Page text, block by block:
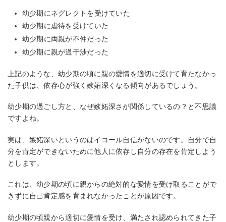
幼少期にネグレクトを受けていた
幼少期に虐待を受けていた
幼少期に両親が不仲だった
幼少期に親が過干渉だった
上記のような、幼少期の頃に親の愛情を適切に受けて育たなかっ
た子供は、依存心が強く嫉妬深くなる傾向があるでしょう。
幼少期の過ごし方と、なぜ嫉妬深さが関係しているの？と不思議
ですよね。
実は、嫉妬深いというのはイコール自信がないのです。自分で自
分を肯定ができないために他人に依存し自分の存在を肯定しよう
とします。
これは、幼少期の頃に親からの絶対的な愛情を受け取ることがで
きずに自己肯定感を育まれなかったことが原因です。
幼少期の頃親から適切に愛情を受け、満たされ認められてきた子